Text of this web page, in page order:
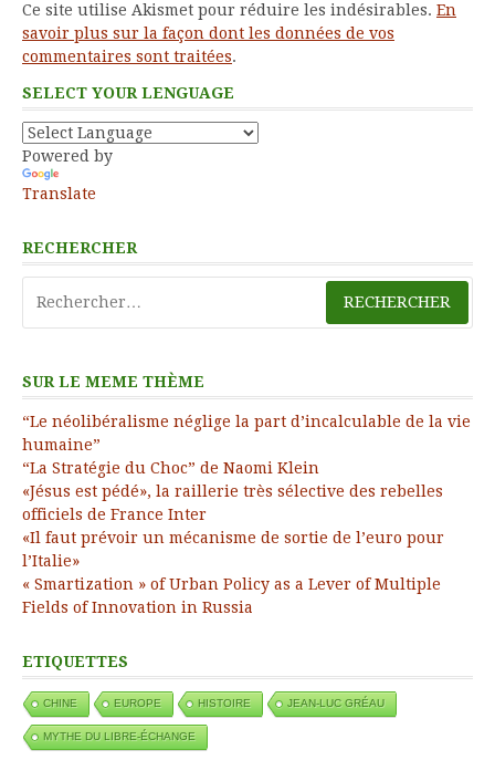
Ce site utilise Akismet pour réduire les indésirables. En
savoir plus sur la façon dont les données de vos
commentaires sont traitées.
SELECT YOUR LENGUAGE
Powered by
Translate
RECHERCHER
SUR LE MEME THÈME
“Le néolibéralisme néglige la part d’incalculable de la vie
humaine”
“La Stratégie du Choc” de Naomi Klein
«Jésus est pédé», la raillerie très sélective des rebelles
officiels de France Inter
«Il faut prévoir un mécanisme de sortie de l’euro pour
l’Italie»
« Smartization » of Urban Policy as a Lever of Multiple
Fields of Innovation in Russia
ETIQUETTES
CHINE EUROPE HISTOIRE JEAN-LUC GRÉAU
MYTHE DU LIBRE-ÉCHANGE